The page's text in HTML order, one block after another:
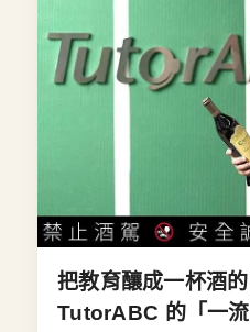
把教育釀成一杯酒
TutorABC 的「一